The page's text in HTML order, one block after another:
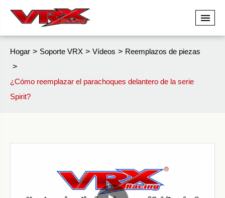
Hogar Soporte VRX Vídeos Reemplazos de piezas
¿Cómo reemplazar el parachoques delantero de la serie
Spirit?